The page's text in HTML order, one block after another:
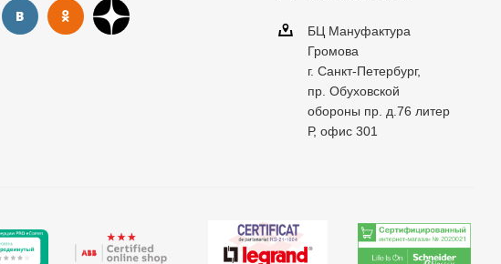
БЦ Мануфактура
Громова
г. Санкт-Петербург,
пр. Обуховской
обороны пр. д.76 литер
Р, офис 301